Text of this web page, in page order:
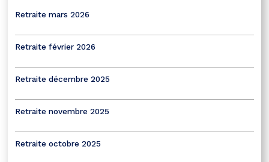
Retraite mars 2026
Retraite février 2026
Retraite décembre 2025
Retraite novembre 2025
Retraite octobre 2025